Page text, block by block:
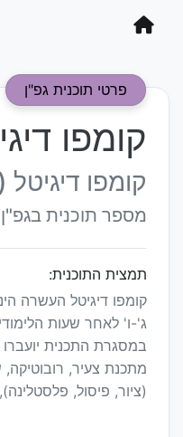
פרטי תוכנית גפ"ן
קומפו
קומפו
מספר תוכנית בגפ"ן:
תמצית התוכנית:
קומפו דיגיטל העשרה
ג'-ו' לאחר שעות
במסגרת התכנית
מתכנת צעיר,
(ציור, פיסול,